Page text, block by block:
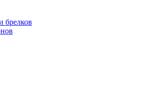
брелков